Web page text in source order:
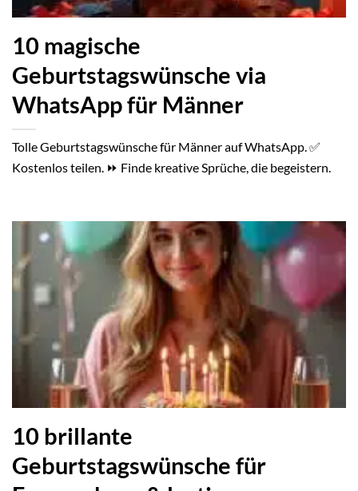
10 magische
Geburtstagswünsche via
WhatsApp für Männer
Tolle Geburtstagswünsche für Männer auf WhatsApp. ✅
Kostenlos teilen. ⏩ Finde kreative Sprüche, die begeistern.
10 brillante
Geburtstagswünsche für